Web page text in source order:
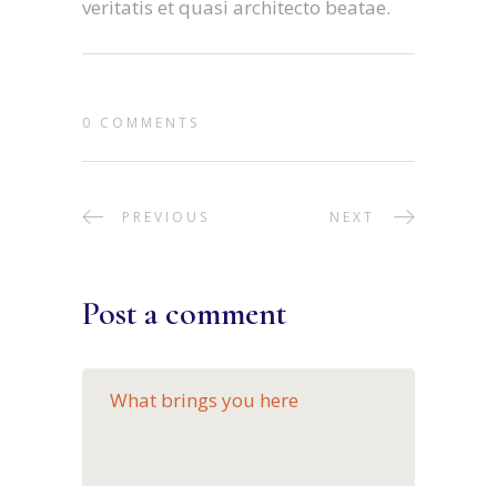
veritatis et quasi architecto beatae.
0 COMMENTS
PREVIOUS NEXT
Post a comment